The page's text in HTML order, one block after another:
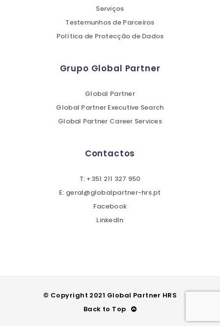
Serviços
Testemunhos de Parceiros
Política de Protecção de Dados
Grupo Global Partner
Global Partner
Global Partner Executive Search
Global Partner Career Services
Contactos
T: +351 211 327 950
E: geral@globalpartner-hrs.pt
Facebook
LinkedIn
© Copyright 2021 Global Partner HRS
Back to Top